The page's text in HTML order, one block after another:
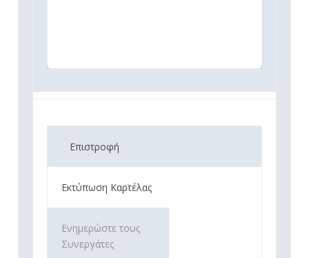
Επιστροφή
Εκτύπωση Καρτέλας
Ενημερώστε τους
Συνεργάτες